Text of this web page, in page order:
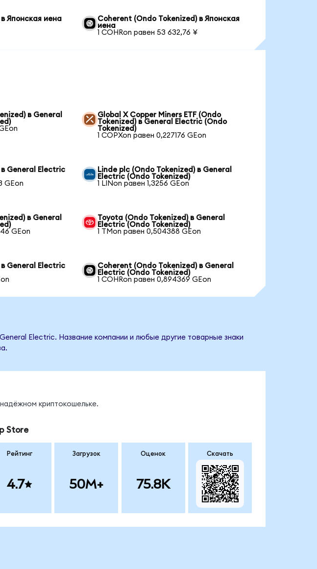
Японская иена
Coherent (Ondo Tokenized) в Японская
иена
1 COHRon равен 53 632,76 ¥
в General
Global X Copper Miners ETF (Ondo
Tokenized) в General Electric (Ondo
Tokenized)
1 COPXon равен 0,227176 GEon
в General Electric
GEon
Linde plc (Ondo Tokenized) в General
Electric (Ondo Tokenized)
1 LINon равен 1,3256 GEon
в General
GEon
Toyota (Ondo Tokenized) в General
Electric (Ondo Tokenized)
1 TMon равен 0,504388 GEon
General Electric
Coherent (Ondo Tokenized) в General
Electric (Ondo Tokenized)
1 COHRon равен 0,894369 GEon
Electric. Название компании и любые другие товарные знаки
криптокошельке.
Store
Рейтинг
4.7
Загрузок
50M+
Оценок
75.8K
Скачать